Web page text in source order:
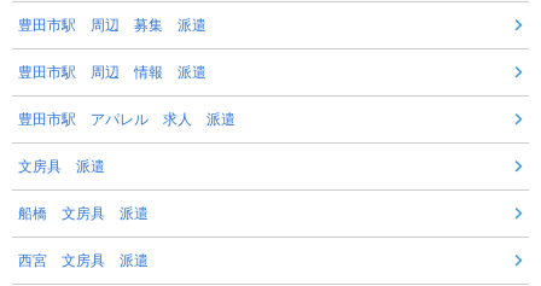
豊田市駅 周辺 募集 派遣
豊田市駅 周辺 情報 派遣
豊田市駅 アパレル 求人 派遣
文房具 派遣
船橋 文房具 派遣
西宮 文房具 派遣